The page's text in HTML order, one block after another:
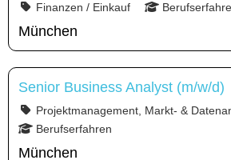
Finanzen / Einkauf
München
Senior Business Analyst (m/w/d)
Projektmanagement, Markt- &
Berufserfahren
München